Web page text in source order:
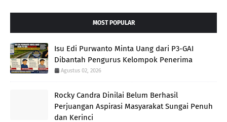
MOST POPULAR
Isu Edi Purwanto Minta Uang dari P3-GAI
Dibantah Pengurus Kelompok Penerima
Agustus 02, 2026
Rocky Candra Dinilai Belum Berhasil
Perjuangan Aspirasi Masyarakat Sungai Penuh
dan Kerinci